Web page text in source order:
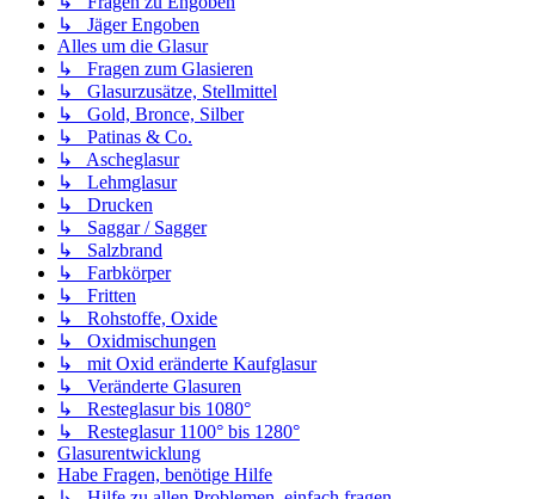
↳ Jäger Engoben
Alles um die Glasur
↳ Fragen zum Glasieren
↳ Glasurzusätze, Stellmittel
↳ Gold, Bronce, Silber
↳ Patinas & Co.
↳ Ascheglasur
↳ Lehmglasur
↳ Drucken
↳ Saggar / Sagger
↳ Salzbrand
↳ Farbkörper
↳ Fritten
↳ Rohstoffe, Oxide
↳ Oxidmischungen
↳ mit Oxid eränderte Kaufglasur
↳ Veränderte Glasuren
↳ Resteglasur bis 1080°
↳ Resteglasur 1100° bis 1280°
Glasurentwicklung
Habe Fragen, benötige Hilfe